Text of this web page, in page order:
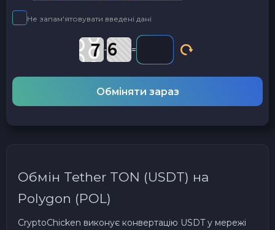
Не запам'ятовувати введені дані
- =
Обміняти зараз
Обмін Tether TON (USDT) на
Polygon (POL)
CryptoChicken виконує конвертацію USDT у мережі